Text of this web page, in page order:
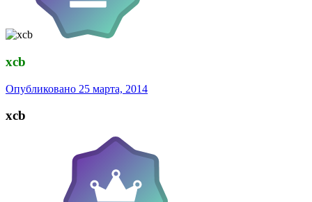
xcb
Опубликовано 25 марта, 2014
xcb